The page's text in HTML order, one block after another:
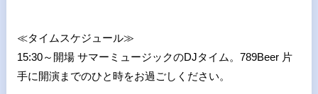
≪タイムスケジュール≫
15:30～開場 サマーミュージックのDJタイム。789Beer 片
手に開演までのひと時をお過ごしください。